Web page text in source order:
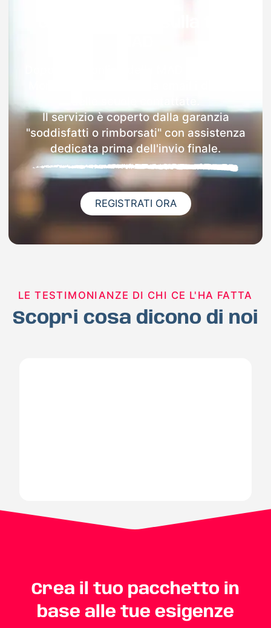
Il servizio è coperto dalla garanzia
"soddisfatti o rimborsati" con assistenza
dedicata prima dell'invio finale.
REGISTRATI ORA
LE TESTIMONIANZE DI CHI CE L'HA FATTA
Scopri cosa dicono di noi
Crea il tuo pacchetto in
base alle tue esigenze